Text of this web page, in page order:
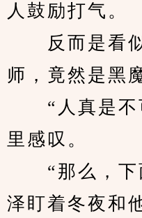
人鼓励打气。
反而是看似
师，竟然是黑
“人真是不
里感叹。
“那么，下
泽盯着冬夜和